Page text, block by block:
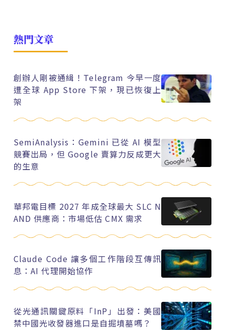
熱門文章
創辦人剛被通緝！Telegram 今早一度
遭全球 App Store 下架，現已恢復上
架
SemiAnalysis：Gemini 已從 AI 模型
競賽出局，但 Google 賣算力反成更大
的生意
華邦電目標 2027 年成全球最大 SLC N
AND 供應商：市場低估 CMX 需求
Claude Code 讓多個工作階段互傳訊
息：AI 代理開始協作
從光通訊關鍵原料「InP」出發：美國
禁中國光收發器進口是自掘墳墓嗎？